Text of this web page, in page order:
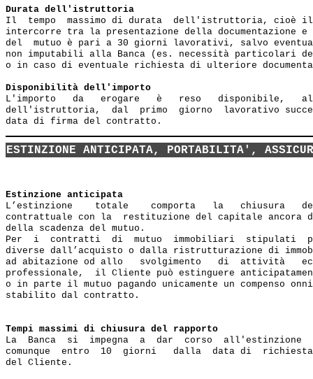
Durata dell'istruttoria
Il  tempo  massimo di durata  dell'istruttoria, cioè il
intercorre tra la presentazione della documentazione
del  mutuo è pari a 30 giorni lavorativi, salvo
non imputabili alla Banca (es. necessità particolari
o in caso di eventuale richiesta di ulteriore
Disponibilità dell'importo
L'importo   da   erogare   è   reso   disponibile,
dell'istruttoria,  dal  primo  giorno  lavorativo
ESTINZIONE ANTICIPATA, PORTABILITA',
Estinzione anticipata
L’estinzione    totale    comporta   la   chiusura
contrattuale con la  restituzione del capitale ancora
della scadenza del mutuo.
Per  i  contratti  di  mutuo  immobiliari  stipulati
diverse dall’acquisto o dalla ristrutturazione di
ad abitazione od allo   svolgimento   di  attività
professionale,  il Cliente può estinguere
o in parte il mutuo pagando unicamente un compenso
stabilito dal contratto.
Tempi massimi di chiusura del rapporto
La  Banca  si  impegna  a  dar  corso  all'estinzione
comunque  entro  10  giorni   dalla  data di
del Cliente.